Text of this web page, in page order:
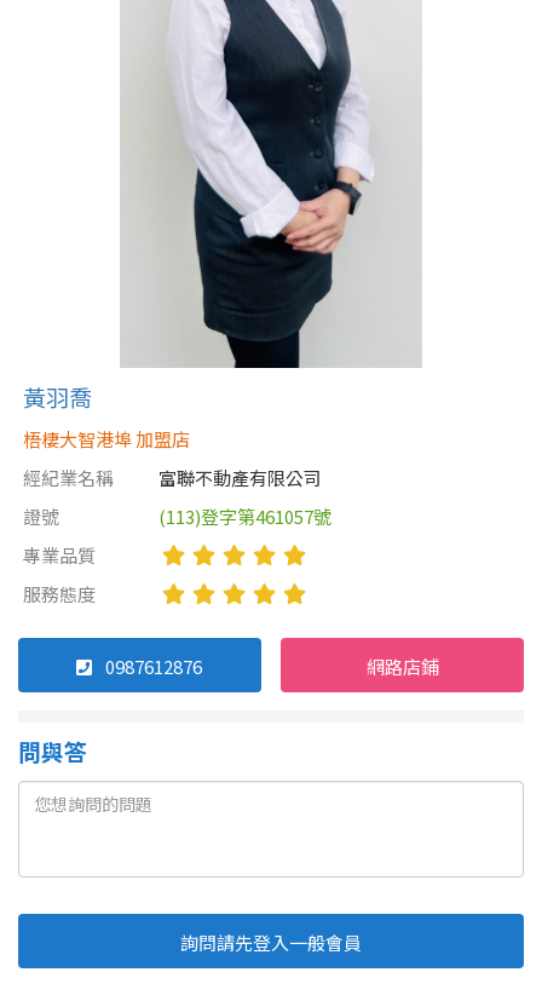
黃羽喬
梧棲大智港埠 加盟店
經紀業名稱
富聯不動產有限公司
證號
(113)登字第461057號
專業品質
服務態度
0987612876 網路店鋪
問與答
詢問請先登入一般會員